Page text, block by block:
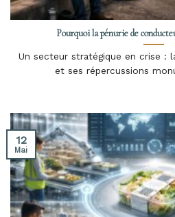
Pourquoi la pénurie de
Un secteur stratégique en crise :
et ses répercussions
12
Mai